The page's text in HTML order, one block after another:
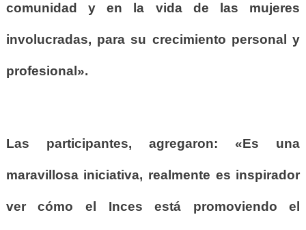
comunidad y en la vida de las mujeres
involucradas, para su crecimiento personal y
profesional».
Las participantes, agregaron: «Es una
maravillosa iniciativa, realmente es inspirador
ver cómo el Inces está promoviendo el